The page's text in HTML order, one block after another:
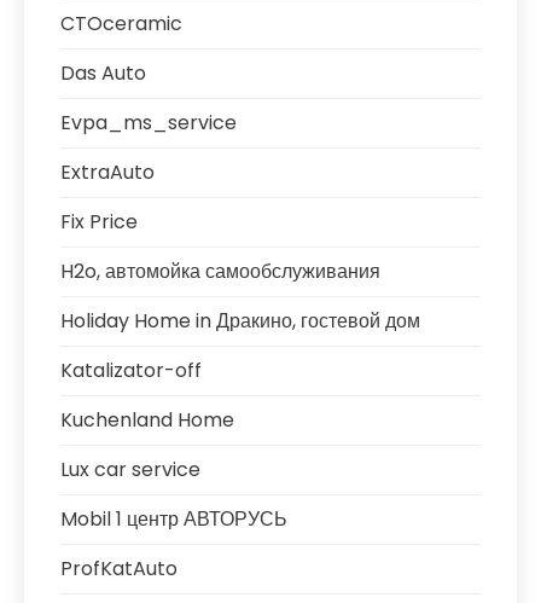
CTOceramic
Das Auto
Evpa_ms_service
ExtraAuto
Fix Price
H2o, автомойка самообслуживания
Holiday Home in Дракино, гостевой дом
Katalizator-off
Kuchenland Home
Lux car service
Mobil 1 центр АВТОРУСЬ
ProfKatAuto